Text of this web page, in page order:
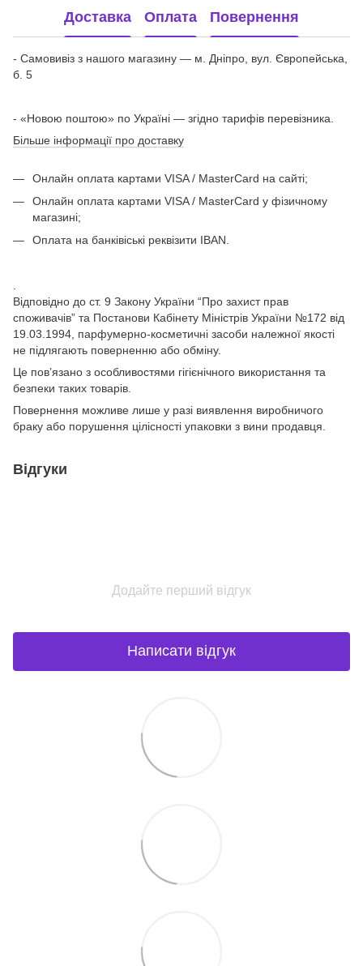
Доставка Оплата Повернення
- Самовивіз з нашого магазину — м. Дніпро, вул. Європейська,
б. 5
- «Новою поштою» по Україні — згідно тарифів перевізника.
Більше інформації про доставку
Онлайн оплата картами VISA / MasterCard на сайті;
Онлайн оплата картами VISA / MasterCard у фізичному
магазині;
Оплата на банківіські реквізити IBAN.
Відповідно до ст. 9 Закону України “Про захист прав
споживачів” та Постанови Кабінету Міністрів України №172 від
19.03.1994, парфумерно-косметичні засоби належної якості
не підлягають поверненню або обміну.
Це пов’язано з особливостями гігієнічного використання та
безпеки таких товарів.
Повернення можливе лише у разі виявлення виробничого
браку або порушення цілісності упаковки з вини продавця.
Відгуки
Додайте перший відгук
Написати відгук